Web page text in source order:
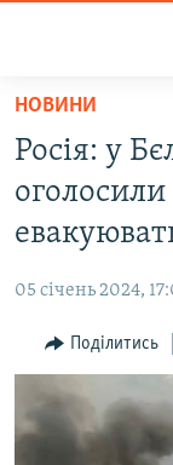
Перейти
основного
матеріалу
до
основної
Перейти
до
пошуку
ВОДА.КРИМ
БЛОГИ
ПОГЛЯД
ІНТЕРВ'Ю
ВСЕ ЗА ДЕНЬ
НОВИНИ
Росія: у
05 січень 2024,
Поділитись